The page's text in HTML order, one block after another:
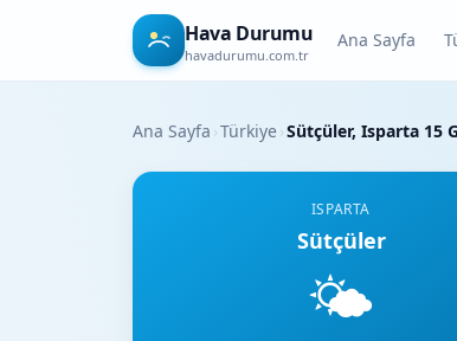
Hava Durumu
havadurumu.com.tr
Ana Sayfa
Ana Sayfa ›Türkiye›Sütçüler, Isparta 15
ISPARTA
Sütçüler
🌤️